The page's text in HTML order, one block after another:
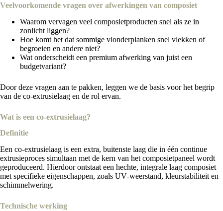
Veelvoorkomende vragen over afwerkingen van composiet
Waarom vervagen veel composietproducten snel als ze in
zonlicht liggen?
Hoe komt het dat sommige vlonderplanken snel vlekken of
begroeien en andere niet?
Wat onderscheidt een premium afwerking van juist een
budgetvariant?
Door deze vragen aan te pakken, leggen we de basis voor het begrip
van de co‑extrusielaag en de rol ervan.
Wat is een co‑extrusielaag?
Definitie
Een co‑extrusielaag is een extra, buitenste laag die in één continue
extrusieproces simultaan met de kern van het composietpaneel wordt
geproduceerd. Hierdoor ontstaat een hechte, integrale laag composiet
met specifieke eigenschappen, zoals UV‑weerstand, kleurstabiliteit en
schimmelwering.
Technische werking